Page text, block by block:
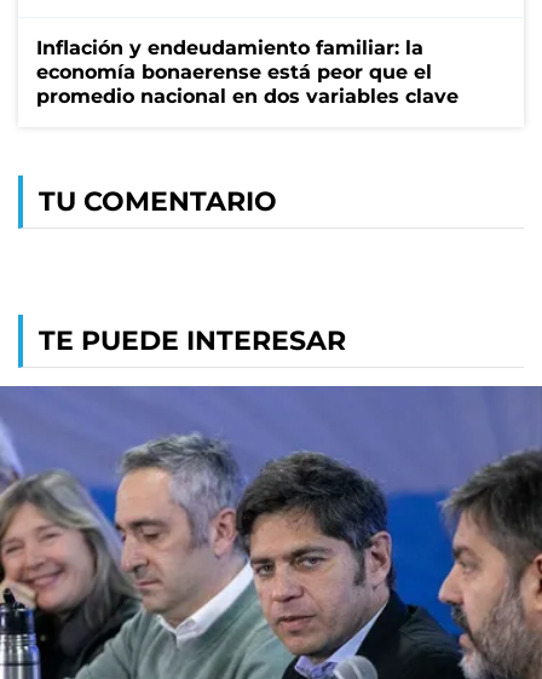
Inflación y endeudamiento familiar: la
economía bonaerense está peor que el
promedio nacional en dos variables clave
TU COMENTARIO
TE PUEDE INTERESAR